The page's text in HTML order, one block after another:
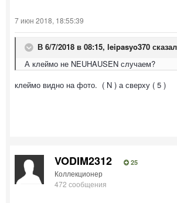
7 июн 2018, 18:55:39
В 6/7/2018 в 08:15, leipasyo370
А клеймо не NEUHAUSEN случаем?
клеймо видно на фото. ( N ) а сверху ( 5 )
VODIM2312 25
Коллекционер
472 сообщения